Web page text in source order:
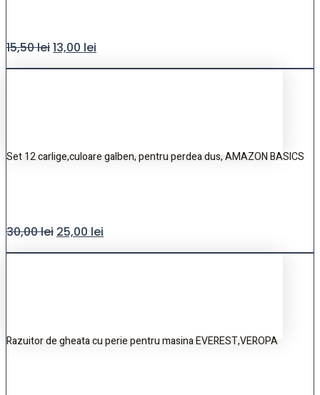
15,50lei13,00 lei
Set 12 carlige,culoare galben, pentru perdea dus, AMAZON BASICS
30,00lei 25,00 lei
Razuitor de gheata cu perie pentru masina EVEREST,VEROPA